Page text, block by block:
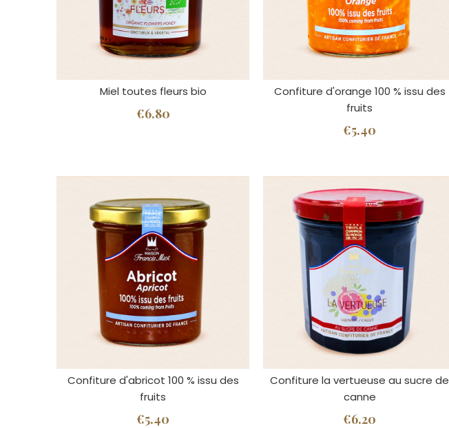
Miel toutes fleurs bio
€6.80
Confiture d'orange 100 % issu des
fruits
€5.40
Confiture d'abricot 100 % issu des
fruits
€5.40
Confiture la vertueuse au sucre de
canne
€6.20